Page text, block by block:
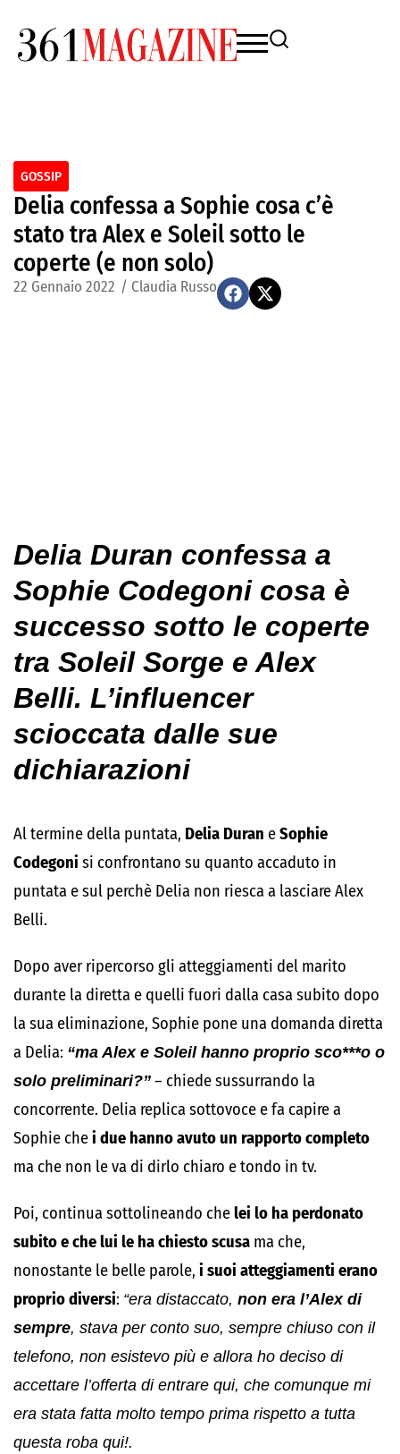
GOSSIP
Delia confessa a Sophie cosa c’è
stato tra Alex e Soleil sotto le
coperte (e non solo)
22 Gennaio 2022 / Claudia Russo
Delia Duran confessa a
Sophie Codegoni cosa è
successo sotto le coperte
tra Soleil Sorge e Alex
Belli. L’influencer
scioccata dalle sue
dichiarazioni
Al termine della puntata, Delia Duran eSophie
Codegoni si confrontano su quanto accaduto in
puntata e sul perchè Delia non riesca a lasciare Alex
Belli.
Dopo aver ripercorso gli atteggiamenti del marito
durante la diretta e quelli fuori dalla casa subito dopo
la sua eliminazione, Sophie pone una domanda diretta
a Delia: “ma Alex e Soleil hanno proprio sco***o o
solo preliminari?”– chiede sussurrando la
concorrente. Delia replica sottovoce e fa capire a
Sophie chei due hanno avuto un rapporto completo
ma che non le va di dirlo chiaro e tondo in tv.
Poi, continua sottolineando chelei lo ha perdonato
subito e che lui le ha chiesto scusa ma che,
nonostante le belle parole, i suoi atteggiamenti erano
proprio diversi: “era distaccato, non era l’Alex di
sempre, stava per conto suo, sempre chiuso con il
telefono, non esistevo più e allora ho deciso di
accettare l’offerta di entrare qui, che comunque mi
era stata fatta molto tempo prima rispetto a tutta
questa roba qui!.